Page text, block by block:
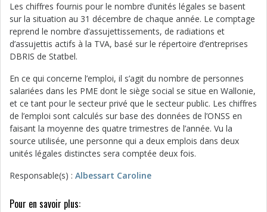
Les chiffres fournis pour le nombre d’unités légales se basent
sur la situation au 31 décembre de chaque année. Le comptage
reprend le nombre d’assujettissements, de radiations et
d’assujettis actifs à la TVA, basé sur le répertoire d’entreprises
DBRIS de Statbel.
En ce qui concerne l’emploi, il s’agit du nombre de personnes
salariées dans les PME dont le siège social se situe en Wallonie,
et ce tant pour le secteur privé que le secteur public. Les chiffres
de l’emploi sont calculés sur base des données de l’ONSS en
faisant la moyenne des quatre trimestres de l’année. Vu la
source utilisée, une personne qui a deux emplois dans deux
unités légales distinctes sera comptée deux fois.
Responsable(s) : Albessart Caroline
Pour en savoir plus: